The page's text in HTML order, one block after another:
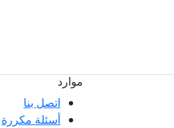
موارد
اتصل بنا
أسئلة مكررة